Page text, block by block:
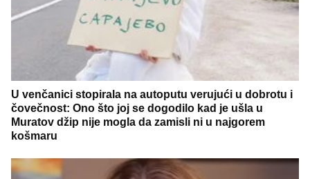
U venčanici stopirala na autoputu verujući u dobrotu i
čovečnost: Ono što joj se dogodilo kad je ušla u
Muratov džip nije mogla da zamisli ni u najgorem
košmaru